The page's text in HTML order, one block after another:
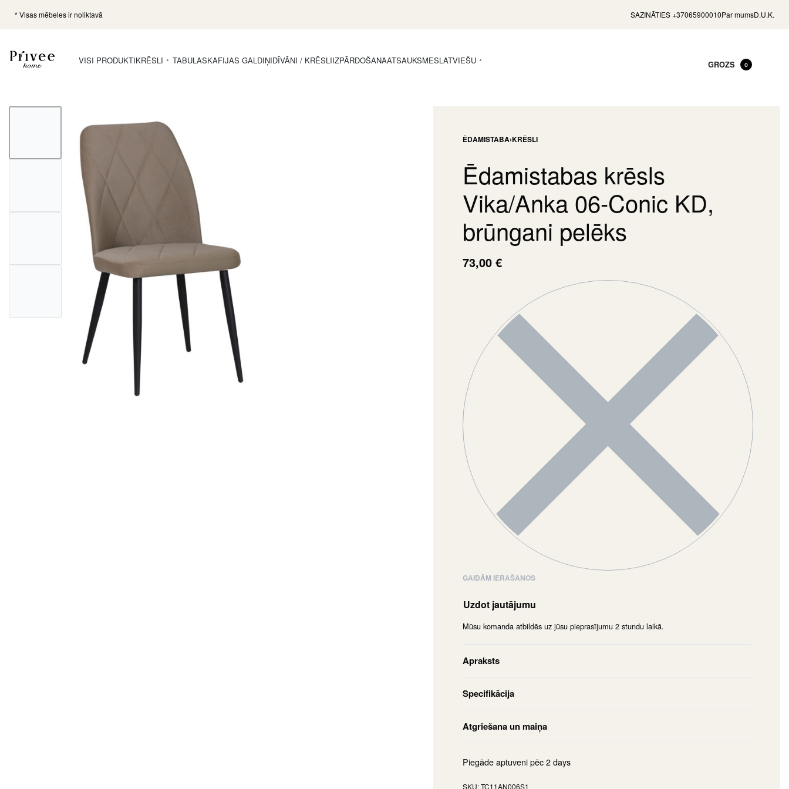
* Visas mēbeles ir noliktavā SAZINĀTIES +37065900010Par mumsD.U.K.
VISI PRODUKTIKRĒSLI TABULASKAFIJAS GALDIŅIDĪVĀNI / KRĒSLIIZPĀRDOŠANAATSAUKSMESLATVIEŠU GROZS 0
ĒDAMISTABA›KRĒSLI
Ēdamistabas krēsls
Vika/Anka 06-Conic KD,
brūngani pelēks
73,00 €
GAIDĀM IERAŠANOS
Uzdot jautājumu
Mūsu komanda atbildēs uz jūsu pieprasījumu 2 stundu laikā.
Apraksts
Specifikācija
Atgriešana un maiņa
Piegāde aptuveni pēc2 days
TC11AN006S1